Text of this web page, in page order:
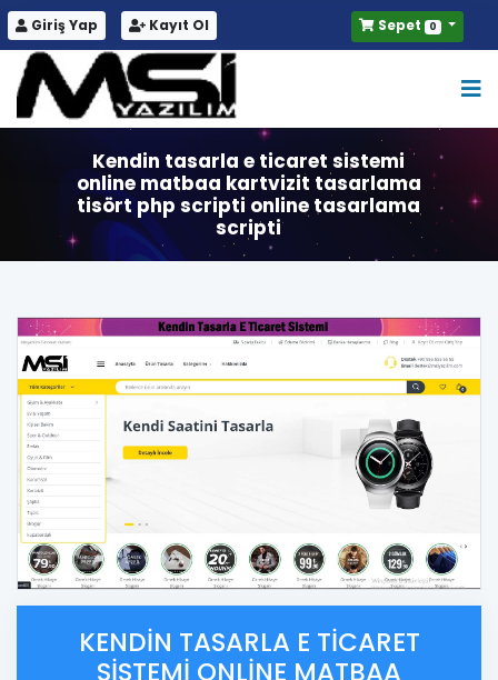
Giriş Yap Kayıt Ol Sepet 0
Kendin tasarla e ticaret sistemi
online matbaa kartvizit tasarlama
tisört php scripti online tasarlama
scripti
KENDIN TASARLA E TICARET
SISTEMI ONLINE MATBAA